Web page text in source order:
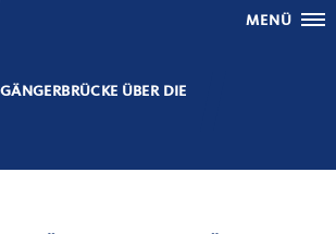
MENÜ
ÜBER DIE W